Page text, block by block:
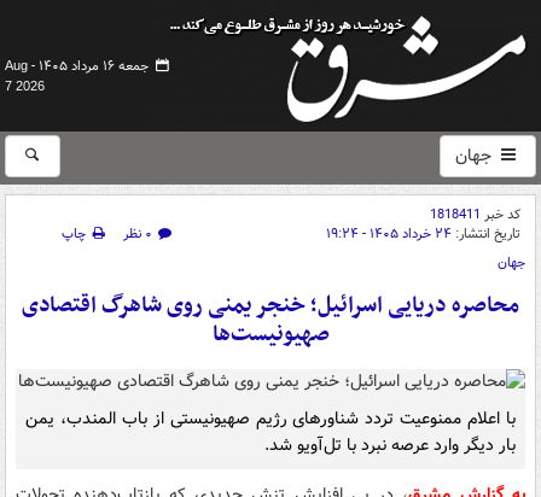
جمعه ۱۶ مرداد ۱۴۰۵ -
Aug
7 2026
جهان
کد خبر 1818411
تاریخ انتشار: ۲۴ خرداد ۱۴۰۵ - ۱۹:۲۴ ۰ نظر
چاپ
جهان
محاصره دریایی اسرائیل؛ خنجر یمنی روی شاهرگ اقتصادی
صهیونیست‌ها
با اعلام ممنوعیت تردد شناورهای رژیم صهیونیستی از باب المندب، یمن
بار دیگر وارد عرصه نبرد با تل‌آویو شد.